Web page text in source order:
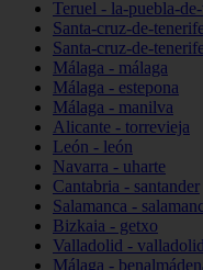
Teruel - la-puebla-
Santa-cruz-de-
Santa-cruz-de-
Málaga - málaga
Málaga - estepona
Málaga - manilva
Alicante - torrevieja
León - león
Navarra - uharte
Cantabria - santander
Salamanca -
Bizkaia - getxo
Valladolid - valladolid
Málaga -